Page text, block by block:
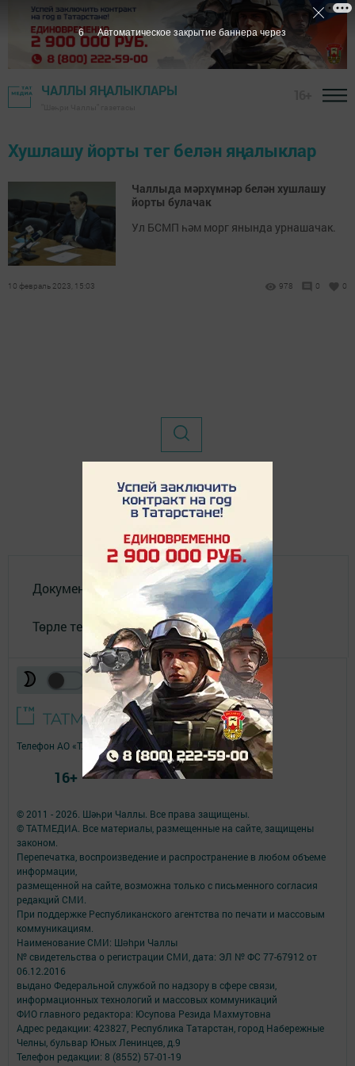
ЧАЛЛЫ ЯҢАЛЫКЛАРЫ
Хушлашу йорты тег белән яңалыклар
Чаллыда мәрхүмнәр белән хушлашу
йорты булачак
Ул БСМП һәм морг янында урнашачак.
10 февраль 2023, 15:03 978 0 0
Документлар
Төрле темалар
© 2011 - 2026. Шәһри Чаллы. Все права защищены.
© ТАТМЕДИА. Все материалы, размещенные на сайте, защищены
законом.
Перепечатка, воспроизведение и распространение в любом объеме
информации,
размещенной на сайте, возможна только с письменного согласия
редакций СМИ.
При поддержке Республиканского агентства по печати и массовым
коммуникациям.
Наименование СМИ: Шəhри Чаллы
№ свидетельства о регистрации СМИ, дата: ЭЛ № ФС 77-67912 от
06.12.2016
выдано Федеральной службой по надзору в сфере связи,
информационных технологий и массовых коммуникаций
ФИО главного редактора: Юсупова Резида Махмутовна
Адрес редакции: 423827, Республика Татарстан, город Набережные
Челны, бульвар Юных Ленинцев, д.9
Телефон редакции: 8 (8552) 57-01-19
Телефон АО «ТАТМЕДИА»: (843) 222 09 84
16+
6 Автоматическое закрытие баннера через